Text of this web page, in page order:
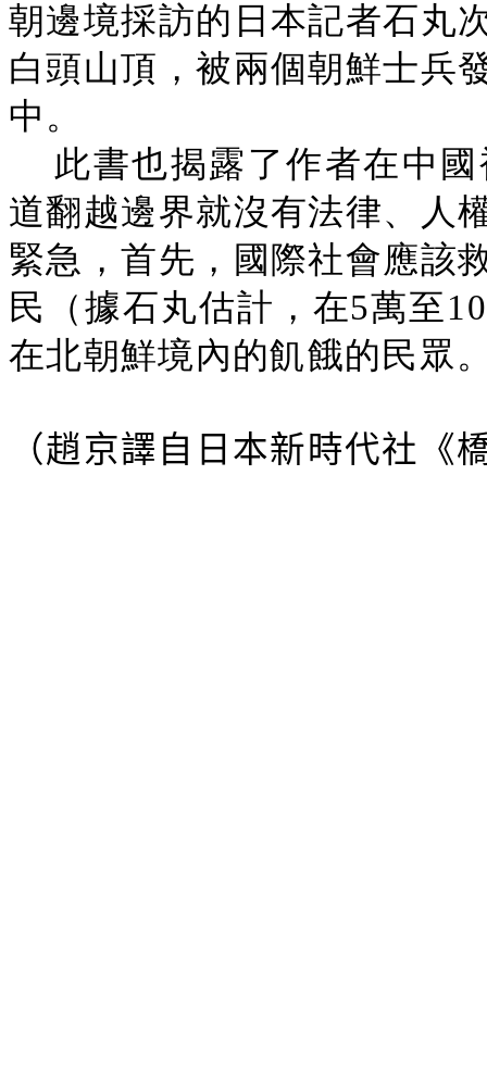
朝邊境採訪的日本記者石丸
白頭山頂，被兩個朝鮮士兵
中。
此書也揭露了作者在中
道翻越邊界就沒有法律、人
緊急，首先，國際社會應該
民（據石丸估計，在5萬至
在北朝鮮境內的飢餓的民眾
（趙京譯自日本新時代社《